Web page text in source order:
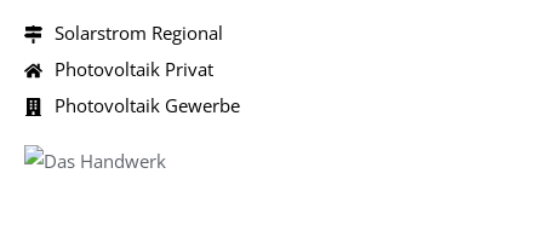
Solarstrom Regional
Photovoltaik Privat
Photovoltaik Gewerbe